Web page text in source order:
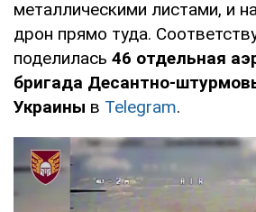
металлическими листами, и
дрон прямо туда.
поделилась 46 отдельная
бригада Десантно-
Украины в Telegram.